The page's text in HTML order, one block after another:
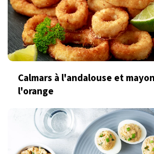
Calmars à l'andalouse et
l'orange